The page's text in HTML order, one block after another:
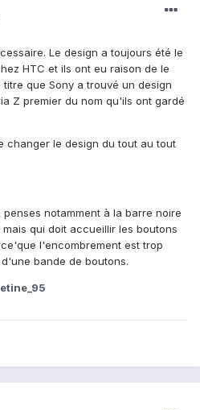
Le design a toujours été le
HTC et ils ont eu raison de le
que Sony a trouvé un design
Z premier du nom qu'ils ont gardé
changer le design du tout au tout
notamment à la barre noire
qui doit accueillir les boutons
l'encombrement est trop
bande de boutons.